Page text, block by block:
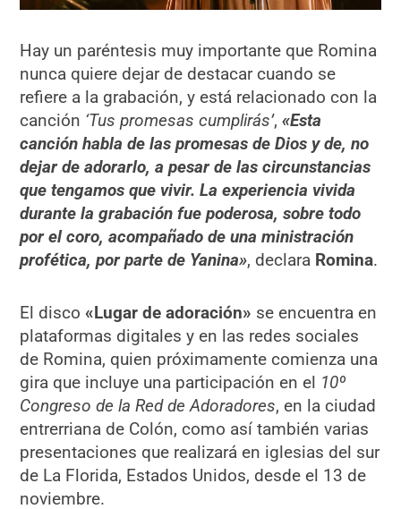
Hay un paréntesis muy importante que Romina
nunca quiere dejar de destacar cuando se
refiere a la grabación, y está relacionado con la
canción ‘Tus promesas cumplirás’,«Esta
canción habla de las promesas de Dios y de, no
dejar de adorarlo, a pesar de las circunstancias
que tengamos que vivir. La experiencia vivida
durante la grabación fue poderosa, sobre todo
por el coro, acompañado de una ministración
profética, por parte de Yanina», declara Romina.
El disco «Lugar de adoración» se encuentra en
plataformas digitales y en las redes sociales
de Romina, quien próximamente comienza una
gira que incluye una participación en el 10º
Congreso de la Red de Adoradores, en la ciudad
entrerriana de Colón, como así también varias
presentaciones que realizará en iglesias del sur
de La Florida, Estados Unidos, desde el 13 de
noviembre.